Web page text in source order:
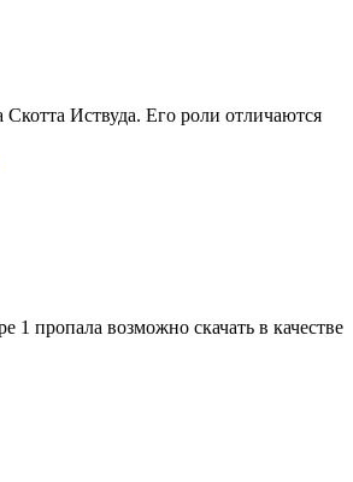
Скотта Иствуда. Его роли отличаются
1 пропала возможно скачать в качестве